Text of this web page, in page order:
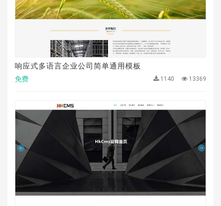
响应式多语言企业公司简单通用模板
免费 1140 13369